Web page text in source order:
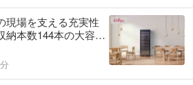
現場を支える充実性
納本数144本の大容量
ーノ 144」